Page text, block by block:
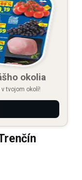
okolia
v tvojom okolí!